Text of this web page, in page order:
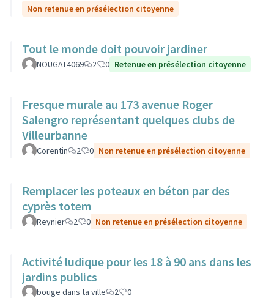
Non retenue en présélection citoyenne
Tout le monde doit pouvoir jardiner
NOUGAT4069 2 0 Retenue en présélection citoyenne
Fresque murale au 173 avenue Roger
Salengro représentant quelques clubs de
Villeurbanne
Corentin 2 0 Non retenue en présélection citoyenne
Remplacer les poteaux en béton par des
cyprès totem
Reynier 2 0 Non retenue en présélection citoyenne
Activité ludique pour les 18 à 90 ans dans les
jardins publics
bouge dans ta ville 2
0